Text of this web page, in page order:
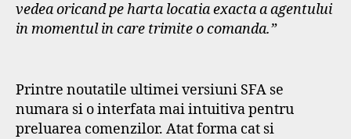
vedea oricand pe harta locatia exacta a agentului
in momentul in care trimite o comanda.”
Printre noutatile ultimei versiuni SFA se
numara si o interfata mai intuitiva pentru
preluarea comenzilor. Atat forma cat si